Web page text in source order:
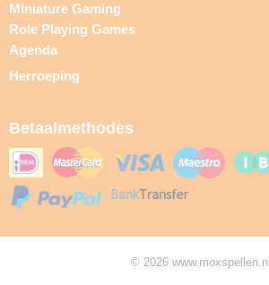
Miniature Gaming
Role Playing Games
Agenda
Herroeping
Betaalmethodes
© 2026 www.moxspellen.nl